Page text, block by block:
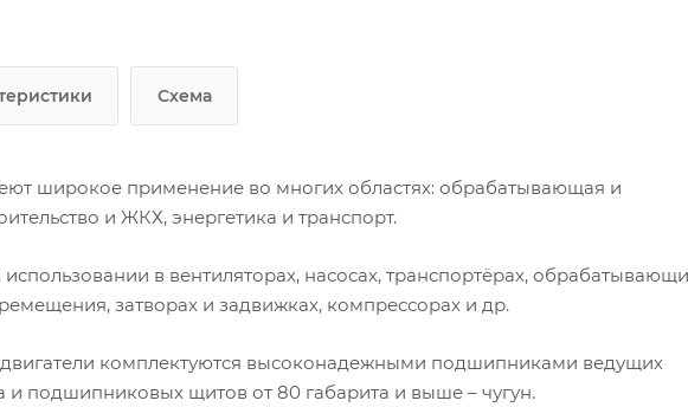
Схема
широкое применение во многих областях: обрабатывающая и
и ЖКХ, энергетика и транспорт.
в вентиляторах, насосах, транспортёрах,
затворах и задвижках, компрессорах и др.
комплектуются высоконадежными подшипниками ведущих
и подшипниковых щитов от 80 габарита и выше – чугун.